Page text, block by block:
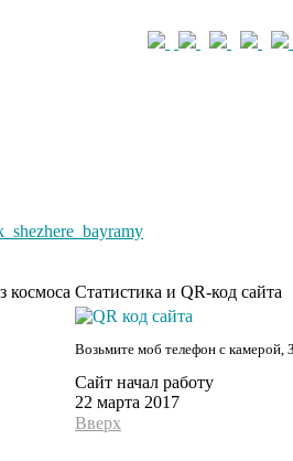
космоса Статистика и QR-код сайта
Возьмите моб телефон с камерой,
Сайт начал работу
22 марта 2017
Вверх